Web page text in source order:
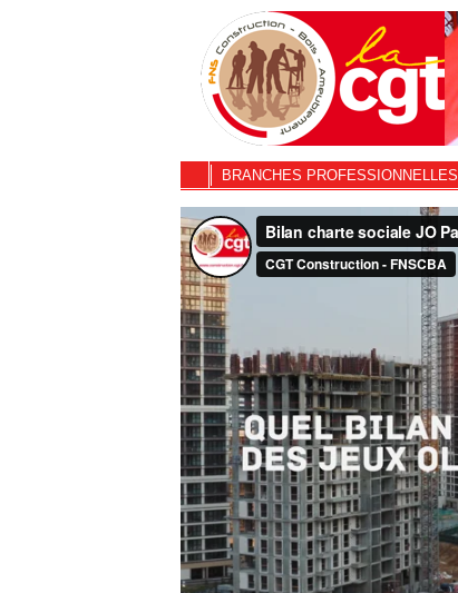
BRANCHES PROFESSIONNELLES